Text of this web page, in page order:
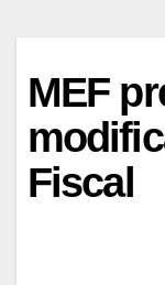
MEF
Fiscal